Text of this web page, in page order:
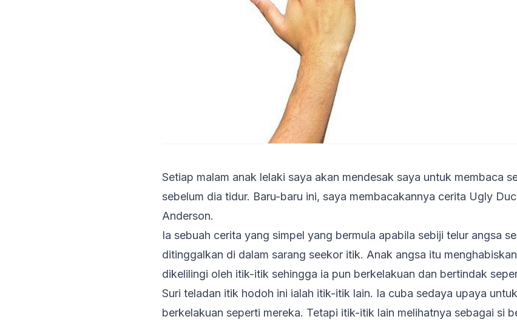
Setiap malam anak lelaki saya akan mendesak saya untuk membaca
sebelum dia tidur. Baru-baru ini, saya membacakannya cerita Ugly
Anderson.
Ia sebuah cerita yang simpel yang bermula apabila sebiji telur angsa
ditinggalkan di dalam sarang seekor itik. Anak angsa itu
dikelilingi oleh itik-itik sehingga ia pun berkelakuan dan bertindak
Suri teladan itik hodoh ini ialah itik-itik lain. Ia cuba sedaya upaya
berkelakuan seperti mereka. Tetapi itik-itik lain melihatnya sebagai si